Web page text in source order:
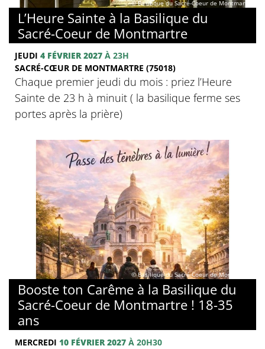
© Basilique du Sacré-Coeur de Montmartre
L’Heure Sainte à la Basilique du
Sacré-Coeur de Montmartre
JEUDI 4 FÉVRIER 2027 À 23H
SACRÉ-CŒUR DE MONTMARTRE (75018)
Chaque premier jeudi du mois : priez l’Heure
Sainte de 23 h à minuit ( la basilique ferme ses
portes après la prière)
© Basilique du Sacré-Coeur de Montmartre
Booste ton Carême à la Basilique du
Sacré-Coeur de Montmartre ! 18-35
ans
MERCREDI 10 FÉVRIER 2027 À 20H30